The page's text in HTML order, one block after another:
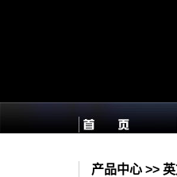
产品中心 >>